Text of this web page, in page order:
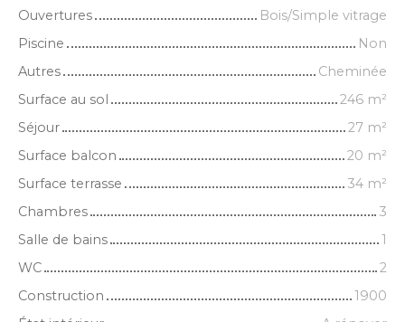
Ouvertures
Bois/Simple vitrage
Piscine
Non
Autres
Cheminée
Surface au sol
246 m²
Séjour
27 m²
Surface balcon
20 m²
Surface terrasse
34 m²
Chambres
3
Salle de bains
1
WC
2
Construction
1900